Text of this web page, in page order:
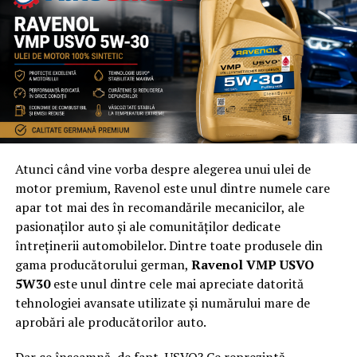
proaspete, de la brânzeturi artizanale și miere organică
până la vinuri locale și pâine făcută în casă. Este locul
ideal pentru a descoperi aromele autentice ale
Transilvaniei și pentru a sprijini producătorii locali.
Concluzie
Cluj-Napoca este mai mult decât un simplu oraș, este o
destinație gastronomică care merită explorată în
întregime. Fie că alegi să te bucuri de preparatele
tradiționale, să savurezi o pizza în Cluj laPizzeria
Napoli Centralesau să explorezi bucătăria
internațională, vei pleca de aici cu amintiri culinare de
neuitat. Descoperirea gastronomiei clujene este o
experiență care îți va încânta atât papilele gustative, cât
și sufletul.
Atunci când vine vorba despre alegerea unui ulei de
motor premium, Ravenol este unul dintre numele care
apar tot mai des în recomandările mecanicilor, ale
pasionaților auto și ale comunităților dedicate
întreținerii automobilelor. Dintre toate produsele din
gama producătorului german, Ravenol VMP USVO
5W30este unul dintre cele mai apreciate datorită
tehnologiei avansate utilizate și numărului mare de
aprobări ale producătorilor auto.